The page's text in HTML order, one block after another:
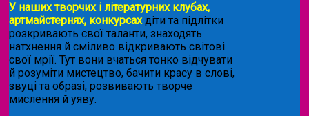
У наших творчих і літературних клубах,
артмайстернях, конкурсахдіти та підлітки
розкривають свої таланти, знаходять
натхнення й сміливо відкривають світові
свої мрії. Тут вони вчаться тонко відчувати
й розуміти мистецтво, бачити красу в слові,
звуці та образі, розвивають творче
мислення й уяву.